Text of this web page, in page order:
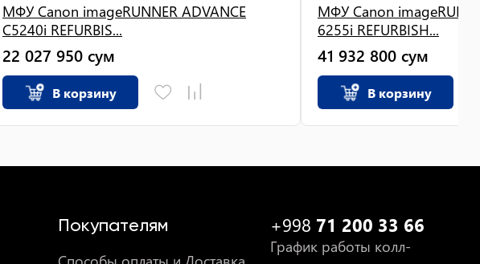
МФУ Canon imageRUNNER ADVANCE
C5240i REFURBIS...
22 027 950 сум
В корзину
МФУ Canon
6255i REFURBISH...
41 932 800 сум
В корзину
Покупателям +998 71 200 33 66
График работы колл-